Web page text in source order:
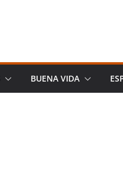
BUENA VIDA